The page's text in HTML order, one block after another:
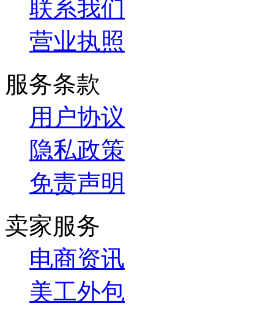
联系我们
营业执照
服务条款
用户协议
隐私政策
免责声明
卖家服务
电商资讯
美工外包